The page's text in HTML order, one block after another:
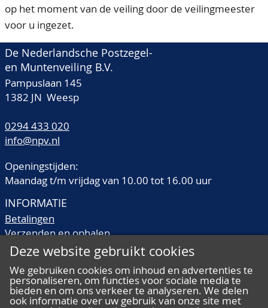
op het moment van de veiling door de veilingmeester
voor u ingezet.
De Nederlandsche Postzegel-
en Muntenveiling B.V.
Pampuslaan 145
1382 JN Weesp
0294 433 020
info@npv.nl
Openingstijden:
Maandag t/m vrijdag van 10.00 tot 16.00 uur
INFORMATIE
Betalingen
Verzenden en ophalen
Veilingtermen
Kwaliteitsomschrijvingen
Veelgestelde vragen
Deze website gebruikt cookies
We gebruiken cookies om inhoud en advertenties te
personaliseren, om functies voor sociale media te
bieden en om ons verkeer te analyseren. We delen
ook informatie over uw gebruik van onze site met